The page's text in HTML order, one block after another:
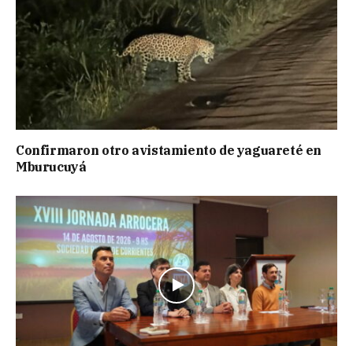
Confirmaron otro avistamiento de yaguareté en
Mburucuyá